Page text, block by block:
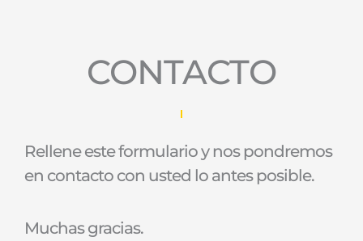
CONTACTO
Rellene este formulario y nos pondremos
en contacto con usted lo antes posible.
Muchas gracias.